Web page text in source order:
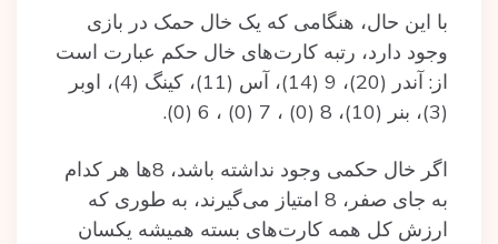
با این حال، هنگامی که یک خال حمک در بازی
وجود دارد، رتبه کارت‌های خال حکم عبارت است
از: آندر (20)، 9 (14)، آس (11)، کینگ (4)، اوبر
(3)، بنر (10)، 8 (0) ، 7 (0) ، 6 (0).
اگر خال حکمی وجود نداشته باشد، 8ها هر کدام
به جای صفر، 8 امتیاز می‌گیرند، به طوری که
ارزش کل همه کارت‌های بسته‌ همیشه یکسان